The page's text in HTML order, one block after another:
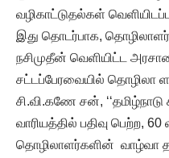
வழிகாட்டுதல்கள்
இது தொடர்பாக,
நசிமுதீன் வெளியிட்ட
சட்டப்பேரவையில் தொழிலா
சி.வி.கணே சன்,
வாரியத்தில் பதிவு பெற்ற, 60
தொழிலாளர்களின் வாழ்வா